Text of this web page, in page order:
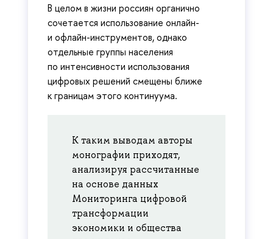
В целом в жизни россиян органично
сочетается использование онлайн-
и офлайн-инструментов, однако
отдельные группы населения
по интенсивности использования
цифровых решений смещены ближе
к границам этого континуума.
К таким выводам авторы
монографии приходят,
анализируя рассчитанные
на основе данных
Мониторинга цифровой
трансформации
экономики и общества